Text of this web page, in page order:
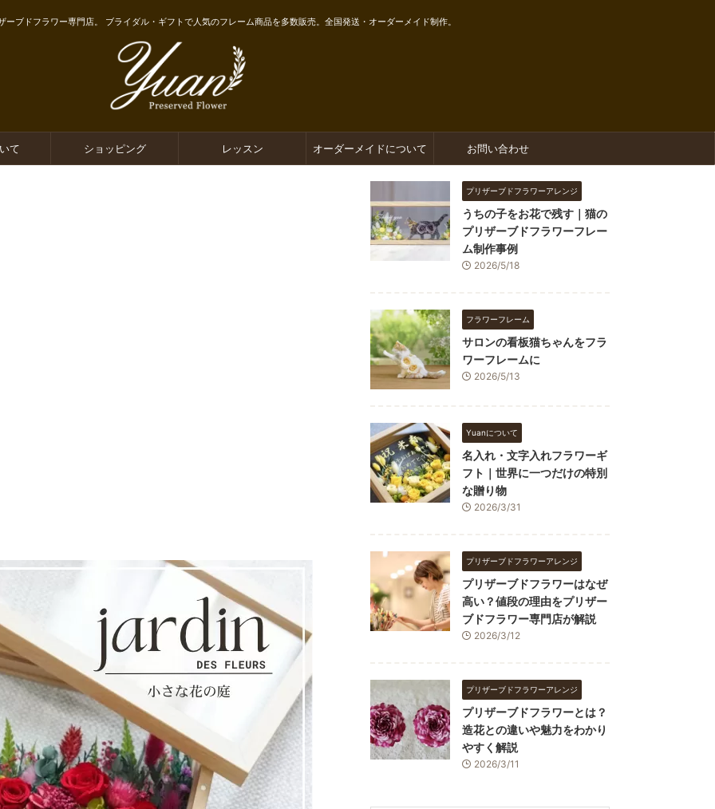
ーブドフラワー専門店。 ブライダル・ギフトで人気のフレーム商品を多数販売。全国発送・オーダーメイド制作。
て ショッピング レッスン オーダーメイドについて お問い合わせ
プリザーブドフラワーアレンジ
うちの子をお花で残す｜猫の
プリザーブドフラワーフレー
ム制作事例
2026/5/18
フラワーフレーム
サロンの看板猫ちゃんをフラ
ワーフレームに
2026/5/13
Yuanについて
名入れ・文字入れフラワーギ
フト｜世界に一つだけの特別
な贈り物
2026/3/31
プリザーブドフラワーアレンジ
プリザーブドフラワーはなぜ
高い？値段の理由をプリザー
ブドフラワー専門店が解説
2026/3/12
プリザーブドフラワーアレンジ
プリザーブドフラワーとは？
造花との違いや魅力をわかり
やすく解説
2026/3/11